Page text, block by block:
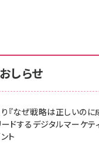
880
anan(アンアン)2026/06/24
ペシャルエディション[王道エ
1,100
アンアン)2026/07/08号
ポート正規品 メーカー保証
ガラスフィルム
い ガイド枠付き い
セット DSP25F1698
1,599
ポート正規品 メーカー保証
eギフトカード -
5,000
PowerLine III Flow
しらせ
『なぜ戦略は正しいの
ドするデジタルマーケテ
ト